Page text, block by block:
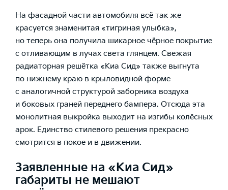
На фасадной части автомобиля всё так же
красуется знаменитая «тигриная улыбка»,
но теперь она получила шикарное чёрное покрытие
с отливающим в лучах света глянцем. Свежая
радиаторная решётка «Киа Сид» также выгнута
по нижнему краю в крыловидной форме
с аналогичной структурой заборника воздуха
и боковых граней переднего бампера. Отсюда эта
монолитная выкройка выходит на изгибы колёсных
арок. Единство стилевого решения прекрасно
смотрится в покое и в движении.
Заявленные на «Киа Сид»
габариты не мешают